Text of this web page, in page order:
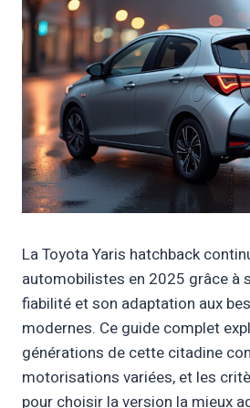
La Toyota Yaris hatchback
automobilistes en 2025 grâce à
fiabilité et son adaptation aux
modernes. Ce guide complet
générations de cette citadine
motorisations variées, et les
pour choisir la version la mieux